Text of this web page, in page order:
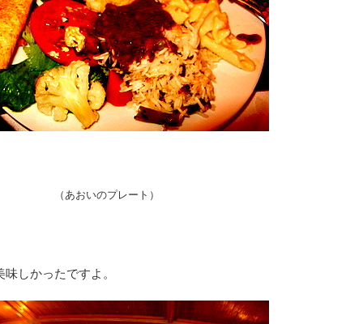
（あおいのプレート）
しかったですよ。